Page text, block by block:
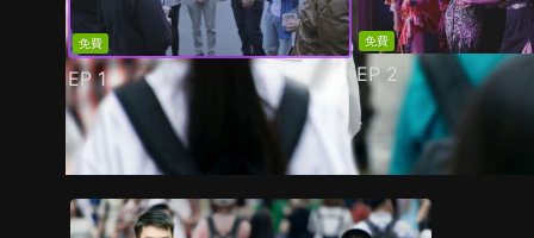
免費
EP1
免費
EP 2
預告 劇照 劇情介紹